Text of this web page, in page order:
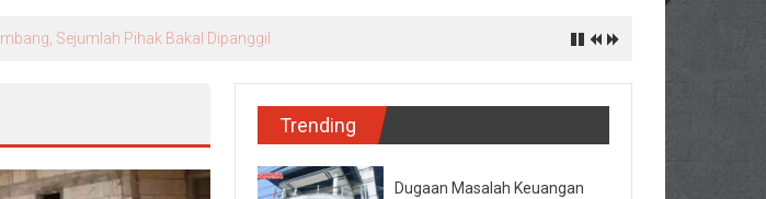
& Brondong Jadi Pusat Ekonomi Pesisir
Trending
Dugaan Masalah Keuangan